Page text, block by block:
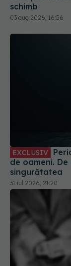
de oameni.
31 iul 2026, 21:20